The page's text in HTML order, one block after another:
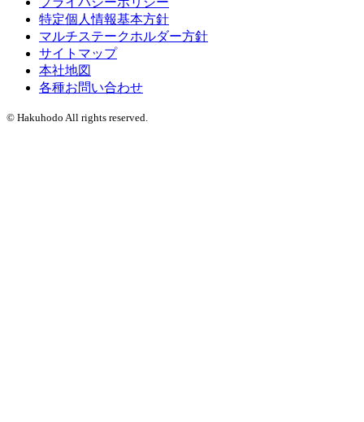
特定個人情報基本方針
マルチステークホルダー方針
サイトマップ
本社地図
各種お問い合わせ
© Hakuhodo All rights reserved.